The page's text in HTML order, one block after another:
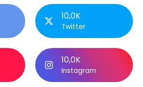
10,0K
Twitter
10,0K
Instagram